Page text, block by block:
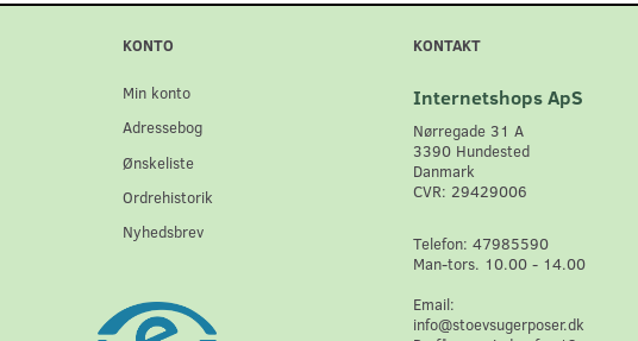
KONTO
Min konto
Adressebog
Ønskeliste
Ordrehistorik
Nyhedsbrev
KONTAKT
Internetshops ApS
Nørregade 31 A
3390 Hundested
Danmark
CVR: 29429006
Telefon: 47985590
Man-tors. 10.00 - 14.00
Email:
info@stoevsugerposer.dk